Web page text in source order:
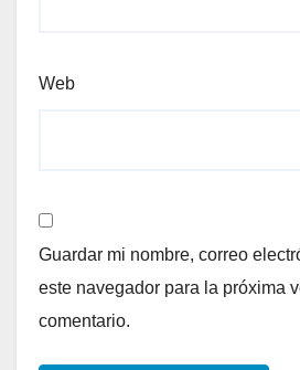
Web
Guardar mi nombre, correo
este navegador para la próxima
comentario.